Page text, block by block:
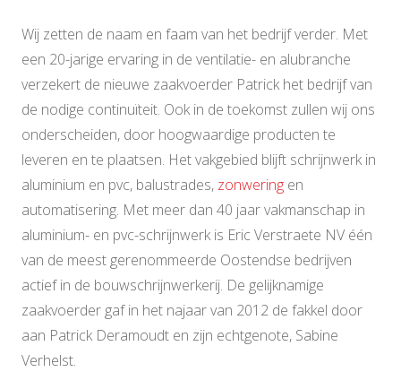
Wij zetten de naam en faam van het bedrijf verder. Met
een 20-jarige ervaring in de ventilatie- en alubranche
verzekert de nieuwe zaakvoerder Patrick het bedrijf van
de nodige continuïteit. Ook in de toekomst zullen wij ons
onderscheiden, door hoogwaardige producten te
leveren en te plaatsen. Het vakgebied blijft schrijnwerk in
aluminium en pvc, balustrades, zonwering en
automatisering. Met meer dan 40 jaar vakmanschap in
aluminium- en pvc-schrijnwerk is Eric Verstraete NV één
van de meest gerenommeerde Oostendse bedrijven
actief in de bouwschrijnwerkerij. De gelijknamige
zaakvoerder gaf in het najaar van 2012 de fakkel door
aan Patrick Deramoudt en zijn echtgenote, Sabine
Verhelst.